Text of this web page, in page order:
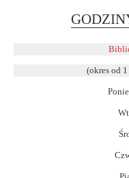
(okres od